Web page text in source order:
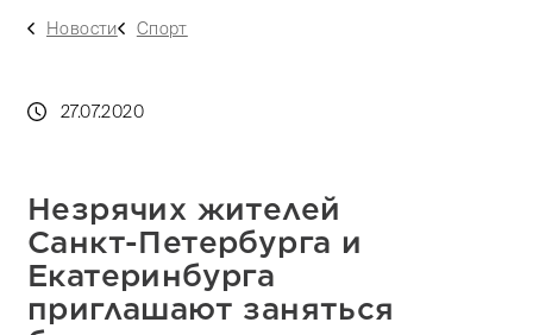
Новости Спорт
27.07.2020
Незрячих жителей
Санкт-Петербурга и
Екатеринбурга
приглашают заняться